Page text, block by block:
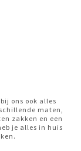
ons ook alles
maten,
zakken en een
je alles in huis